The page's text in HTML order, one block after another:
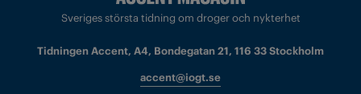
Sveriges största tidning om droger och nykterhet
Tidningen Accent, A4, Bondegatan 21, 116 33 Stockholm
accent@iogt.se